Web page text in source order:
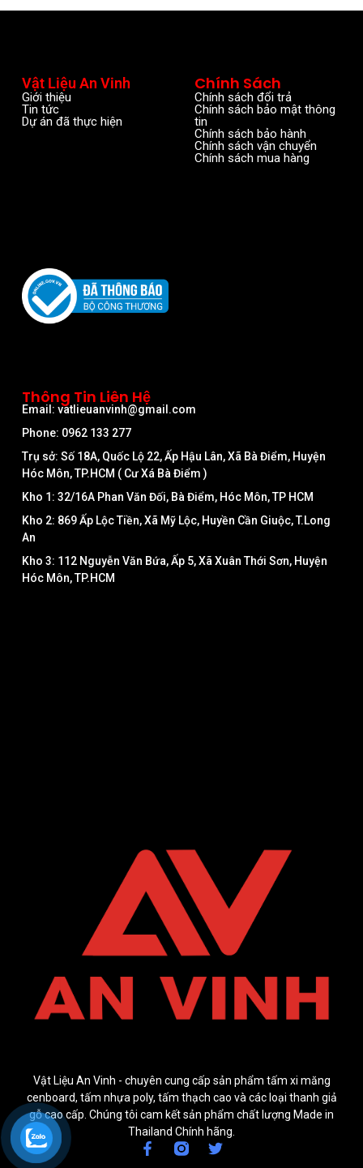
Vật Liệu An Vinh - chuyên cung cấp sản phẩm tấm xi măng
cenboard, tấm nhựa poly, tấm thạch cao và các loại thanh giả
gỗ cao cấp. Chúng tôi cam kết sản phẩm chất lượng Made in
Thailand Chính hãng.
Vật Liệu An Vinh
Giới thiệu
Tin tức
Dự án đã thực hiện
Chính Sách
Chính sách đổi trả
Chính sách bảo mật thông
tin
Chính sách bảo hành
Chính sách vận chuyển
Chính sách mua hàng
Thông Tin Liên Hệ
Email: vatlieuanvinh@gmail.com
Phone: 0962 133 277
Trụ sở: Số 18A, Quốc Lộ 22, Ấp Hậu Lân, Xã Bà Điểm, Huyện
Hóc Môn, TP.HCM ( Cư Xá Bà Điểm )
Kho 1: 32/16A Phan Văn Đối, Bà Điểm, Hóc Môn, TP HCM
Kho 2: 869 Ấp Lộc Tiền, Xã Mỹ Lộc, Huyền Cần Giuộc, T.Long
An
Kho 3: 112 Nguyễn Văn Bứa, Ấp 5, Xã Xuân Thới Sơn, Huyện
Hóc Môn, TP.HCM